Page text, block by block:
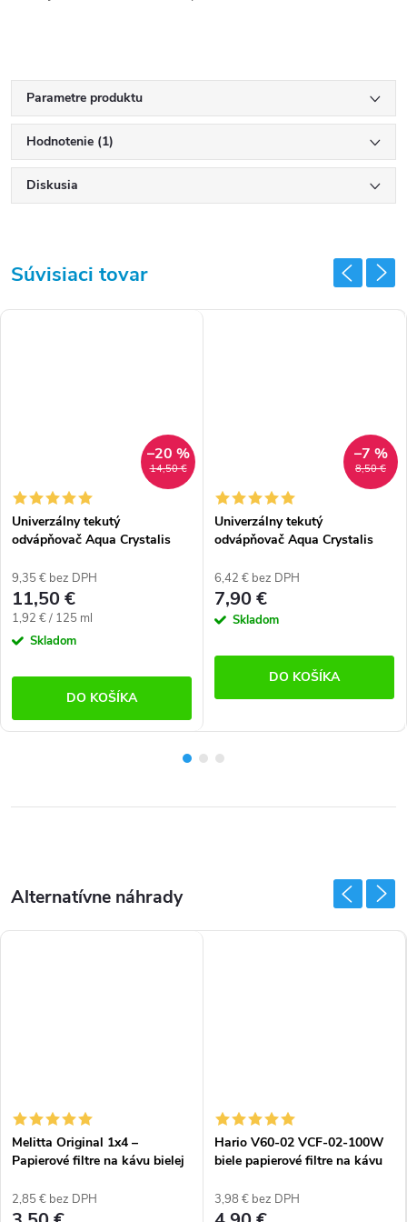
Parametre produktu
Hodnotenie (1)
Diskusia
Súvisiaci tovar
14,50 €
–20 %
Univerzálny tekutý
odvápňovač Aqua Crystalis
9,35 € bez DPH
11,50 €
Jednotková
cena:
1,92 € / 125 ml
Skladom
DO KOŠÍKA
8,50 €
–7 %
Univerzálny tekutý
odvápňovač Aqua Crystalis
6,42 € bez DPH
7,90 €
Skladom
DO KOŠÍKA
Melitta Original 1x4 –
Papierové filtre na kávu bielej
2,85 € bez DPH
Hario V60-02 VCF-02-100W
biele papierové filtre na kávu
3,98 € bez DPH